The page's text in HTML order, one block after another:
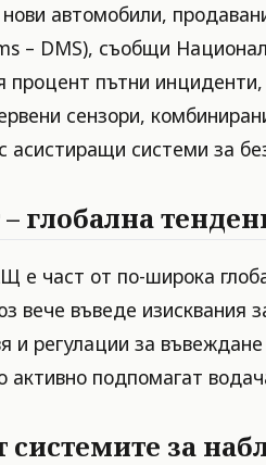
нови автомобили,
– DMS), съобщи
процент пътни
сензори,
асистиращи системи за
глобална
е част от по-широка
вече въведе изисквания
и регулации за
активно подпомагат
системите за